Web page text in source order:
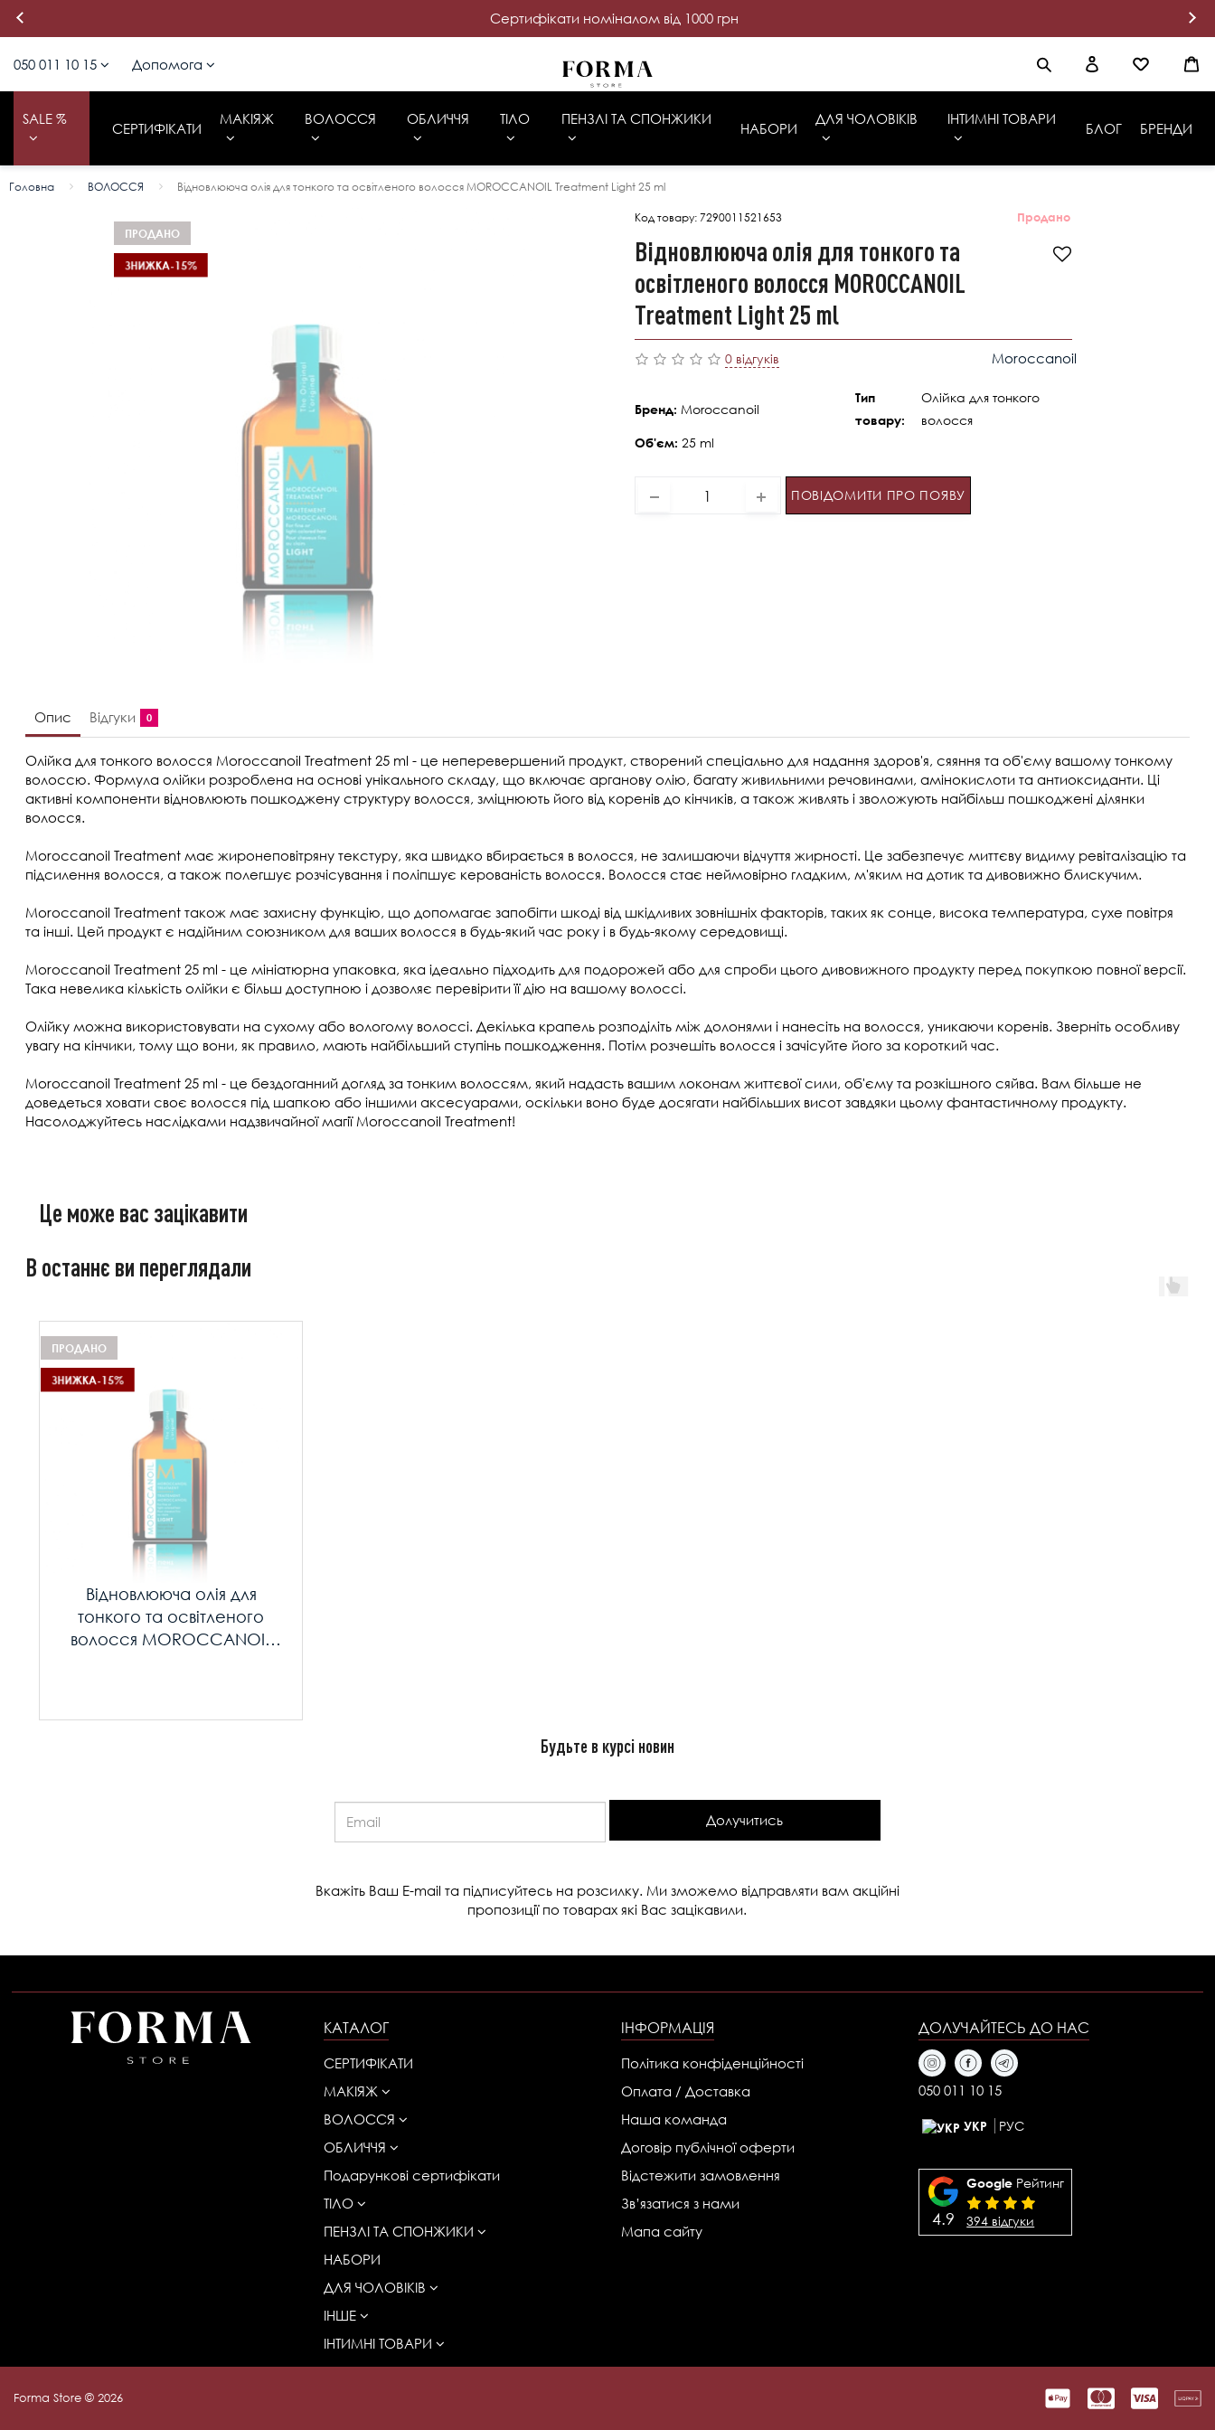
Cертифікати номіналом від 1000 грн
050 011 10 15
050 011 10 15
Працюємо щодня з 10:00 до 19:00
Допомога
Політика
конфіденційності
Оплата / Доставка
SALE %
СЕРТИФІКАТИ
МАКІЯЖ ВОЛОССЯ ОБЛИЧЧЯ ТІЛО ПЕНЗЛІ ТА СПОНЖИКИ
НАБОРИ
ДЛЯ ЧОЛОВІКІВ ІНТИМНІ ТОВАРИ
БЛОГ БРЕНДИ
Головна ВОЛОССЯ Відновлююча олія для тонкого та освітленого волосся MOROCCANOIL Treatment Light 25 ml
ПРОДАНО
ЗНИЖКА-15%
Код товару:7290011521653 Продано
Відновлююча олія для тонкого та
освітленого волосся MOROCCANOIL
Treatment Light 25 ml
0 відгуків Moroccanoil
Бренд: Moroccanoil
Тип
товару:
Олійка для тонкого
волосся
Об'єм: 25 ml
ПОВІДОМИТИ ПРО ПОЯВУ
Опис Відгуки 0
Олійка для тонкого волосся Moroccanoil Treatment 25 ml - це неперевершений продукт, створений спеціально для надання здоров'я, сяяння та об'єму вашому тонкому
волоссю. Формула олійки розроблена на основі унікального складу, що включає арганову олію, багату живильними речовинами, амінокислоти та антиоксиданти. Ці
активні компоненти відновлюють пошкоджену структуру волосся, зміцнюють його від коренів до кінчиків, а також живлять і зволожують найбільш пошкоджені ділянки
волосся.
Moroccanoil Treatment має жиронеповітряну текстуру, яка швидко вбирається в волосся, не залишаючи відчуття жирності. Це забезпечує миттєву видиму ревіталізацію та
підсилення волосся, а також полегшує розчісування і поліпшує керованість волосся. Волосся стає неймовірно гладким, м'яким на дотик та дивовижно блискучим.
Moroccanoil Treatment також має захисну функцію, що допомагає запобігти шкоді від шкідливих зовнішніх факторів, таких як сонце, висока температура, сухе повітря
та інші. Цей продукт є надійним союзником для ваших волосся в будь-який час року і в будь-якому середовищі.
Moroccanoil Treatment 25 ml - це мініатюрна упаковка, яка ідеально підходить для подорожей або для спроби цього дивовижного продукту перед покупкою повної версії.
Така невелика кількість олійки є більш доступною і дозволяє перевірити її дію на вашому волоссі.
Олійку можна використовувати на сухому або вологому волоссі. Декілька крапель розподіліть між долонями і нанесіть на волосся, уникаючи коренів. Зверніть особливу
увагу на кінчики, тому що вони, як правило, мають найбільший ступінь пошкодження. Потім розчешіть волосся і зачісуйте його за короткий час.
Moroccanoil Treatment 25 ml - це бездоганний догляд за тонким волоссям, який надасть вашим локонам життєвої сили, об'єму та розкішного сяйва. Вам більше не
доведеться ховати своє волосся під шапкою або іншими аксесуарами, оскільки воно буде досягати найбільших висот завдяки цьому фантастичному продукту.
Насолоджуйтесь наслідками надзвичайної магії Moroccanoil Treatment!
Це може вас зацікавити
В останнє ви переглядали
ПРОДАНО
ЗНИЖКА-15%
Відновлююча олія для
тонкого та освітленого
волосся MOROCCANOIL
Будьте в курсі новин
Долучитись
Вкажіть Ваш E-mail та підписуйтесь на розсилку. Ми зможемо відправляти вам акційні
пропозиції по товарах які Вас зацікавили.
КАТАЛОГ
СЕРТИФІКАТИ
МАКІЯЖ
ВОЛОССЯ
ОБЛИЧЧЯ
Подарункові сертифікати
ТІЛО
ПЕНЗЛІ ТА СПОНЖИКИ
НАБОРИ
ДЛЯ ЧОЛОВІКІВ
ІНШЕ
ІНТИМНІ ТОВАРИ
ІНФОРМАЦІЯ
Політика конфіденційності
Оплата / Доставка
Наша команда
Договір публічної оферти
Відстежити замовлення
Зв’язатися з нами
Мапа сайту
ДОЛУЧАЙТЕСЬ ДО НАС
050 011 10 15
УКР РУС
4.9
Google Рейтинг
394 відгуки
Forma Store © 2026